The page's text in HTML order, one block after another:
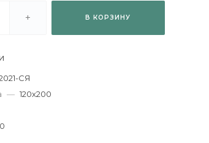
+ В КОРЗИНУ
СЯ
— 120х200